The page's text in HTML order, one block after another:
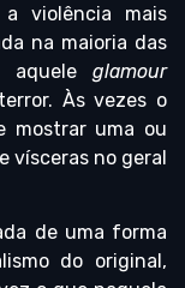
violência mais
na maioria das
aquele glamour
Às vezes o
mostrar uma ou
vísceras no geral
de uma forma
do original,